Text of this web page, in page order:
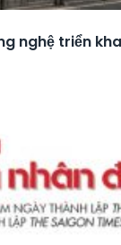
nghệ triển